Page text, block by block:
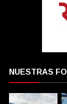
NUESTRAS